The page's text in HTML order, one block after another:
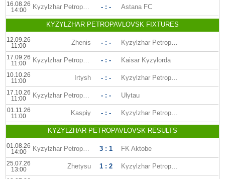
16.08.26
14:00
Kyzylzhar Petropavlovsk - : - Astana FC
KYZYLZHAR PETROPAVLOVSK FIXTURES
12.09.26
11:00
Zhenis - : - Kyzylzhar Petropavlovsk
17.09.26
11:00
Kyzylzhar Petropavlovsk - : - Kaisar Kyzylorda
10.10.26
11:00
Irtysh - : - Kyzylzhar Petropavlovsk
17.10.26
11:00
Kyzylzhar Petropavlovsk - : - Ulytau
01.11.26
11:00
Kaspiy - : - Kyzylzhar Petropavlovsk
KYZYLZHAR PETROPAVLOVSK RESULTS
01.08.26
14:00
Kyzylzhar Petropavlovsk 3 : 1 FK Aktobe
25.07.26
13:00
Zhetysu 1 : 2 Kyzylzhar Petropavlovsk